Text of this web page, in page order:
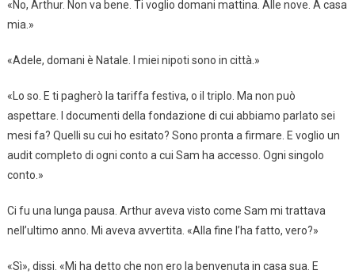
«No, Arthur. Non va bene. Ti voglio domani mattina. Alle nove. A casa
mia.»
«Adele, domani è Natale. I miei nipoti sono in città.»
«Lo so. E ti pagherò la tariffa festiva, o il triplo. Ma non può
aspettare. I documenti della fondazione di cui abbiamo parlato sei
mesi fa? Quelli su cui ho esitato? Sono pronta a firmare. E voglio un
audit completo di ogni conto a cui Sam ha accesso. Ogni singolo
conto.»
Ci fu una lunga pausa. Arthur aveva visto come Sam mi trattava
nell’ultimo anno. Mi aveva avvertita. «Alla fine l’ha fatto, vero?»
«Sì», dissi. «Mi ha detto che non ero la benvenuta in casa sua. E